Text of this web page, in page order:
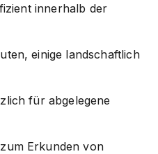
innerhalb der
einige landschaftlich
für abgelegene
Erkunden von